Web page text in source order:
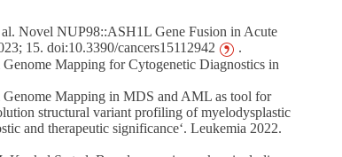
Novel NUP98::ASH1L Gene Fusion in Acute
15. doi:10.3390/cancers15112942
.
Mapping for Cytogenetic Diagnostics in
Mapping in MDS and AML as tool for
structural variant profiling of myelodysplastic
and therapeutic significance‘. Leukemia 2022.